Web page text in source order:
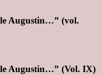
Augustin…” (vol.
Augustin…” (Vol. IX)